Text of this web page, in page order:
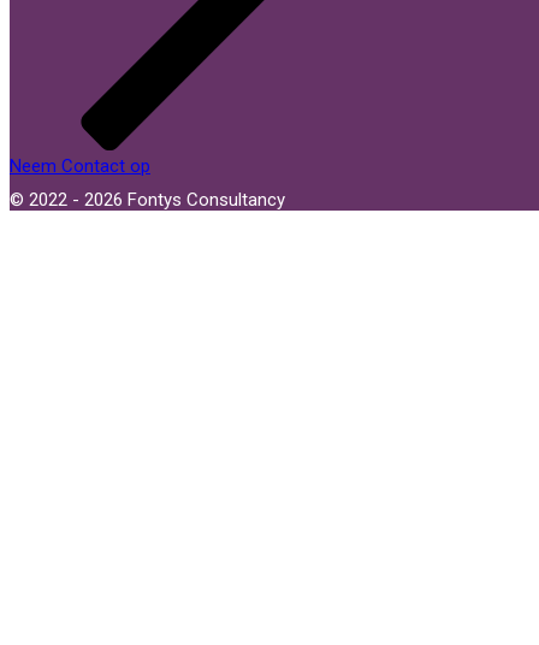
Neem Contact op
© 2022 - 2026 Fontys Consultancy